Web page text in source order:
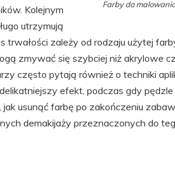
Farby do
Kolejnym
utrzymują
trwałości zależy od rodzaju użytej
zmywać się szybciej niż akrylowe
często pytają również o techniki
efekt, podczas gdy
usunąć farbę po zakończeniu
demakijaży przeznaczonych do